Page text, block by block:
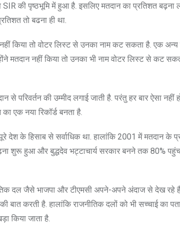
की पृष्ठभूमि में हुआ है. इसलिए मतदान का प्रतिशत बढ़ना
तो बढना ही था.
किया तो वोटर लिस्ट से उनका नाम कट सकता है. एक अन्य
मतदान नहीं किया तो उनका भी नाम वोटर लिस्ट से कट
से परिवर्तन की उम्मीद लगाई जाती है. परंतु हर बार ऐसा
एक नया रिकॉर्ड बनता है.
के हिसाब से सर्वाधिक था. हालांकि 2001 में मतदान के
शुरू हुआ और बुद्धदेव भट्टाचार्य सरकार बनने तक 80%
दल जैसे भाजपा और टीएमसी अपने-अपने अंदाज से देख रहे हैं.
बात करती है. हालांकि राजनीतिक दलों को भी सच्चाई का
किया जाता है.